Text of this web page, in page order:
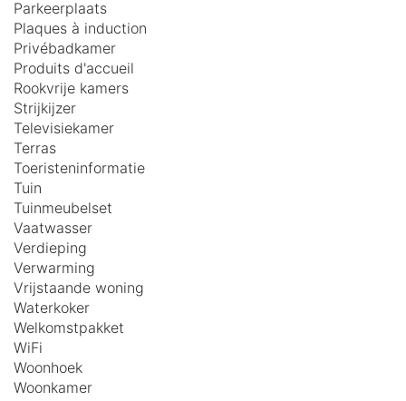
Parkeerplaats
Plaques à induction
Privébadkamer
Produits d'accueil
Rookvrije kamers
Strijkijzer
Televisiekamer
Terras
Toeristeninformatie
Tuin
Tuinmeubelset
Vaatwasser
Verdieping
Verwarming
Vrijstaande woning
Waterkoker
Welkomstpakket
WiFi
Woonhoek
Woonkamer